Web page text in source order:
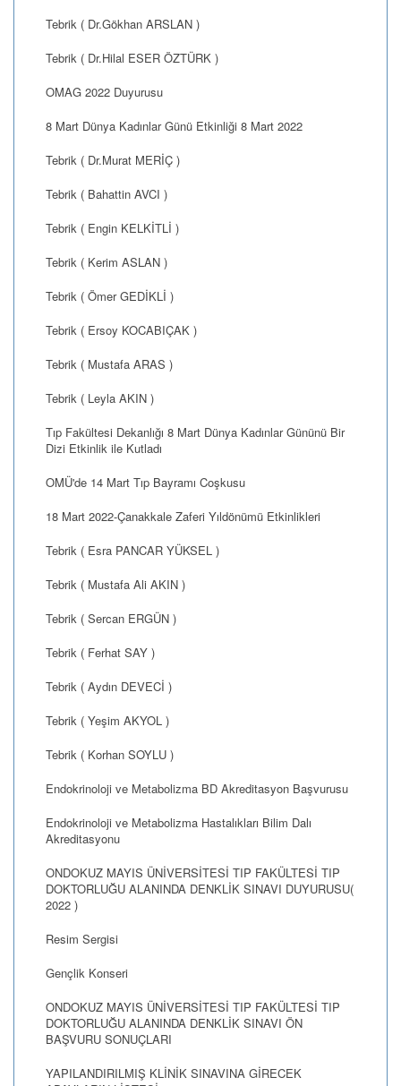
Tebrik ( Dr.Gökhan ARSLAN )
Tebrik ( Dr.Hilal ESER ÖZTÜRK )
OMAG 2022 Duyurusu
8 Mart Dünya Kadınlar Günü Etkinliği 8 Mart 2022
Tebrik ( Dr.Murat MERİÇ )
Tebrik ( Bahattin AVCI )
Tebrik ( Engin KELKİTLİ )
Tebrik ( Kerim ASLAN )
Tebrik ( Ömer GEDİKLİ )
Tebrik ( Ersoy KOCABIÇAK )
Tebrik ( Mustafa ARAS )
Tebrik ( Leyla AKIN )
Tıp Fakültesi Dekanlığı 8 Mart Dünya Kadınlar Gününü Bir
Dizi Etkinlik ile Kutladı
OMÜ'de 14 Mart Tıp Bayramı Coşkusu
18 Mart 2022-Çanakkale Zaferi Yıldönümü Etkinlikleri
Tebrik ( Esra PANCAR YÜKSEL )
Tebrik ( Mustafa Ali AKIN )
Tebrik ( Sercan ERGÜN )
Tebrik ( Ferhat SAY )
Tebrik ( Aydın DEVECİ )
Tebrik ( Yeşim AKYOL )
Tebrik ( Korhan SOYLU )
Endokrinoloji ve Metabolizma BD Akreditasyon Başvurusu
Endokrinoloji ve Metabolizma Hastalıkları Bilim Dalı
Akreditasyonu
ONDOKUZ MAYIS ÜNİVERSİTESİ TIP FAKÜLTESİ TIP
DOKTORLUĞU ALANINDA DENKLİK SINAVI DUYURUSU(
2022 )
Resim Sergisi
Gençlik Konseri
ONDOKUZ MAYIS ÜNİVERSİTESİ TIP FAKÜLTESİ TIP
DOKTORLUĞU ALANINDA DENKLİK SINAVI ÖN
BAŞVURU SONUÇLARI
YAPILANDIRILMIŞ KLİNİK SINAVINA GİRECEK